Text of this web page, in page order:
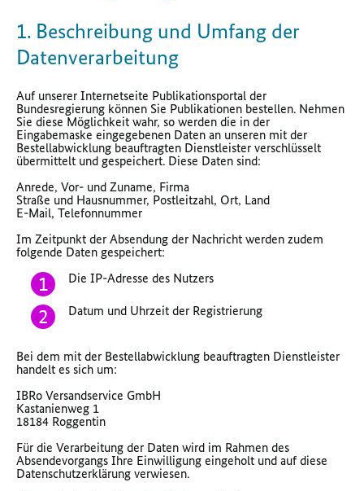
1. Beschreibung und Umfang der
Datenverarbeitung
Auf unserer Internetseite Publikationsportal der
Bundesregierung können Sie Publikationen bestellen. Nehmen
Sie diese Möglichkeit wahr, so werden die in der
Eingabemaske eingegebenen Daten an unseren mit der
Bestellabwicklung beauftragten Dienstleister verschlüsselt
übermittelt und gespeichert. Diese Daten sind:
Anrede, Vor- und Zuname, Firma
Straße und Hausnummer, Postleitzahl, Ort, Land
E-Mail, Telefonnummer
Im Zeitpunkt der Absendung der Nachricht werden zudem
folgende Daten gespeichert:
Die IP-Adresse des Nutzers
Datum und Uhrzeit der Registrierung
Bei dem mit der Bestellabwicklung beauftragten Dienstleister
handelt es sich um:
IBRo Versandservice GmbH
Kastanienweg 1
18184 Roggentin
Für die Verarbeitung der Daten wird im Rahmen des
Absendevorgangs Ihre Einwilligung eingeholt und auf diese
Datenschutzerklärung verwiesen.